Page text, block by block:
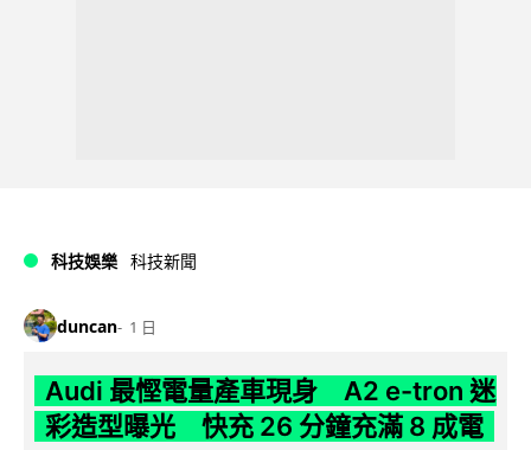
科技娛樂 科技新聞
duncan 1 日
Audi 最慳電量產車現身 A2 e-tron 迷
彩造型曝光 快充 26 分鐘充滿 8 成電